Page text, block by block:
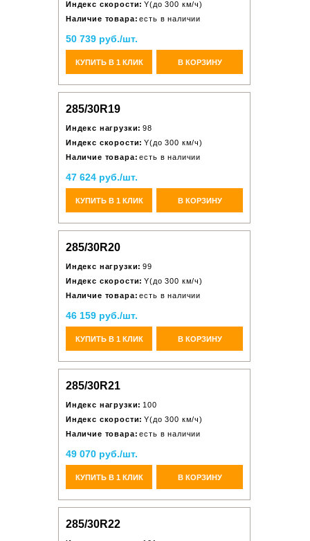
Индекс скорости: Y(до 300 км/ч)
Наличие товара: есть в наличии
50 739 руб./шт.
КУПИТЬ В 1 КЛИК В КОРЗИНУ
285/30R19
Индекс нагрузки: 98
Индекс скорости: Y(до 300 км/ч)
Наличие товара: есть в наличии
47 624 руб./шт.
КУПИТЬ В 1 КЛИК В КОРЗИНУ
285/30R20
Индекс нагрузки: 99
Индекс скорости: Y(до 300 км/ч)
Наличие товара: есть в наличии
46 159 руб./шт.
КУПИТЬ В 1 КЛИК В КОРЗИНУ
285/30R21
Индекс нагрузки: 100
Индекс скорости: Y(до 300 км/ч)
Наличие товара: есть в наличии
49 070 руб./шт.
КУПИТЬ В 1 КЛИК В КОРЗИНУ
285/30R22